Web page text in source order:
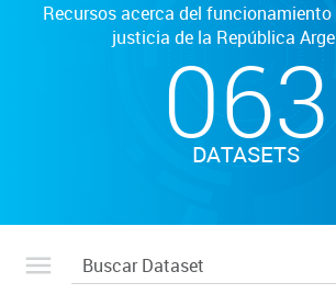
Recursos acerca del
justicia de la República
063
DATASETS